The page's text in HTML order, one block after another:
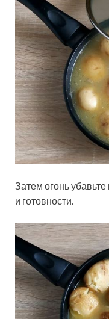
Затем огонь
и готовности.